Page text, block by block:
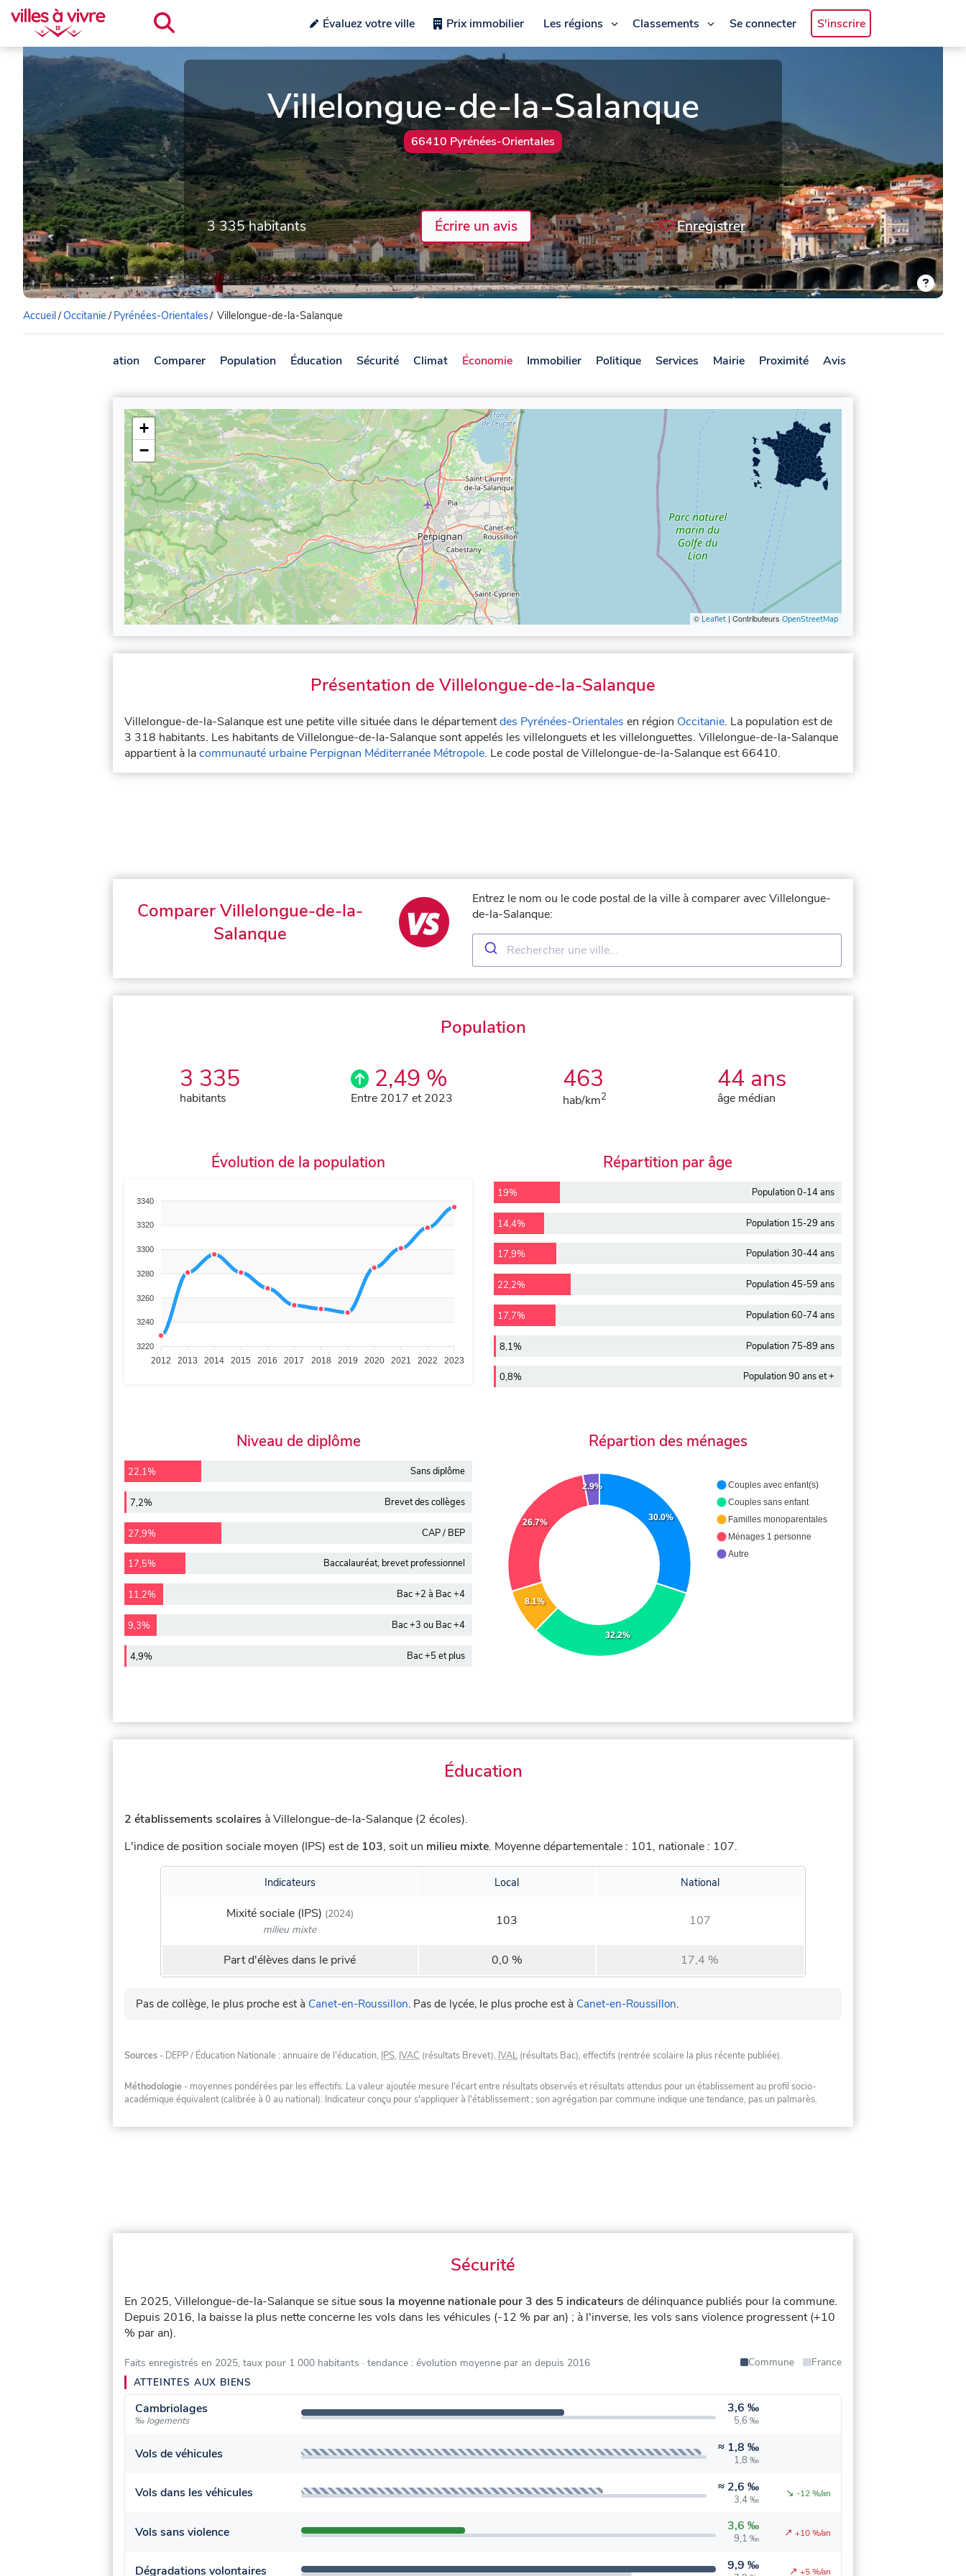
Évaluez votre ville Prix immobilier Les régions Classements Se connecter S'inscrire
Villelongue-de-la-Salanque
66410 Pyrénées-Orientales
3 335 habitants Écrire un avis Enregistrer
Accueil/Occitanie/ Pyrénées-Orientales/ Villelongue-de-la-Salanque
Présentation Comparer Population Éducation Sécurité Climat Économie Immobilier Politique Services Mairie Proximité Avis
+
−
© Leaflet | Contributeurs OpenStreetMap
Présentation de Villelongue-de-la-Salanque
Villelongue-de-la-Salanque est une petite ville située dans le départementdes Pyrénées-Orientales en région Occitanie. La population est de
3 318 habitants. Les habitants de Villelongue-de-la-Salanque sont appelés les villelonguets et les villelonguettes. Villelongue-de-la-Salanque
appartient à lacommunauté urbaine Perpignan Méditerranée Métropole. Le code postal de Villelongue-de-la-Salanque est 66410.
Comparer Villelongue-de-la-
Salanque
Entrez le nom ou le code postal de la ville à comparer avec Villelongue-
de-la-Salanque:
Population
3 335
habitants
2,49 %
Entre 2017 et 2023
463
hab/km2
44 ans
âge médian
Évolution de la population
3340
3320
3300
3280
3260
3240
3220
2012 2013 2014 2015 2016 2017 2018 2019 2020 2021 2022 2023
Répartition par âge
19% Population 0-14 ans
14,4% Population 15-29 ans
17,9% Population 30-44 ans
22,2% Population 45-59 ans
17,7% Population 60-74 ans
8,1% Population 75-89 ans
0,8% Population 90 ans et +
Niveau de diplôme
22,1% Sans diplôme
7,2% Brevet des collèges
27,9% CAP / BEP
17,5% Baccalauréat, brevet professionnel
11,2% Bac +2 à Bac +4
9,3% Bac +3 ou Bac +4
4,9% Bac +5 et plus
Répartion des ménages
30.0%
32.2%
8.1%
26.7%
2.9%
Couples avec enfant(s)
Couples sans enfant
Familles monoparentales
Ménages 1 personne
Autre
Éducation
2 établissements scolaires à Villelongue-de-la-Salanque (2 écoles).
L'indice de position sociale moyen (IPS) est de 103, soit un milieu mixte. Moyenne départementale : 101, nationale : 107.
Indicateurs Local National
Mixité sociale (IPS) (2024)
milieu mixte
103 107
Part d'élèves dans le privé 0,0 % 17,4 %
Pas de collège, le plus proche est à Canet-en-Roussillon. Pas de lycée, le plus proche est à Canet-en-Roussillon.
Sources - DEPP / Éducation Nationale : annuaire de l'éducation, IPS, IVAC (résultats Brevet), IVAL (résultats Bac), effectifs (rentrée scolaire la plus récente publiée).
Méthodologie - moyennes pondérées par les effectifs. La valeur ajoutée mesure l'écart entre résultats observés et résultats attendus pour un établissement au profil socio-
académique équivalent (calibrée à 0 au national). Indicateur conçu pour s'appliquer à l'établissement ; son agrégation par commune indique une tendance, pas un palmarès.
Sécurité
En 2025, Villelongue-de-la-Salanque se situesous la moyenne nationale pour 3 des 5 indicateurs de délinquance publiés pour la commune.
Depuis 2016, la baisse la plus nette concerne les vols dans les véhicules (-12 % par an) ; à l'inverse, les vols sans violence progressent (+10
% par an).
Faits enregistrés en 2025, taux pour 1 000 habitants · tendance : évolution moyenne par an depuis 2016 Commune
France
ATTEINTES AUX BIENS
Cambriolages
‰ logements
3,6 ‰
5,6 ‰
Vols de véhicules ≈ 1,8 ‰
1,8 ‰
Vols dans les véhicules ≈ 2,6 ‰
3,4 ‰ ↘ -12 %/an
Vols sans violence 3,6 ‰
9,1 ‰ ↗ +10 %/an
Dégradations volontaires 9,9 ‰ ↗ +5 %/an